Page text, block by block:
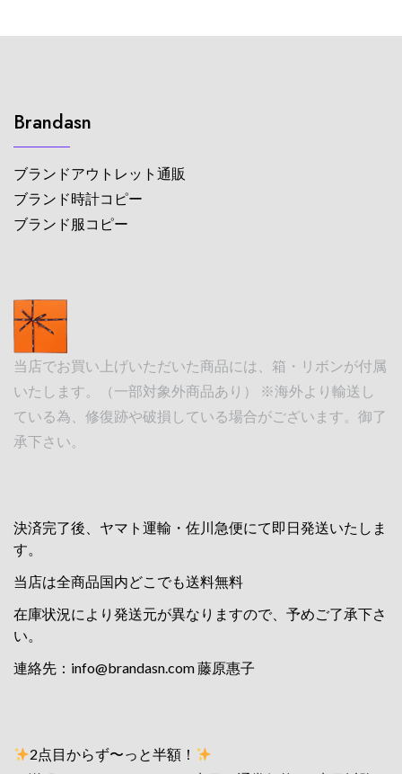
Brandasn
ブランドアウトレット通販
ブランド時計コピー
ブランド服コピー
当店でお買い上げいただいた商品には、箱・リボンが付属
いたします。（一部対象外商品あり） ※海外より輸送し
ている為、修復跡や破損している場合がございます。御了
承下さい。
決済完了後、ヤマト運輸・佐川急便にて即日発送いたしま
す。
当店は全商品国内どこでも送料無料
在庫状況により発送元が異なりますので、予めご了承下さ
い。
連絡先： info@brandasn.com藤原惠子
2点目からず〜っと半額！